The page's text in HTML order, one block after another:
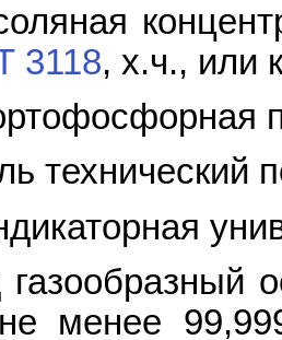
3118, х.ч., или
технический
газообразный
менее